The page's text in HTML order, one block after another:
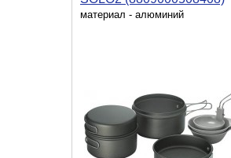
материал - алюминий